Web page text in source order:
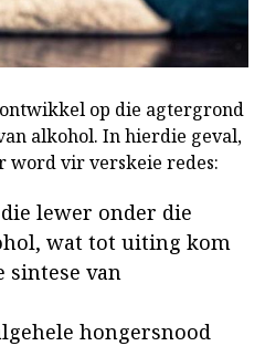
op die agtergrond
alkohol. In hierdie geval,
word vir verskeie redes:
lewer onder die
wat tot uiting kom
sintese van
hongersnood